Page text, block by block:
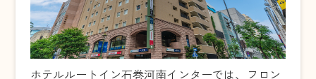
ホテルルートイン石巻河南インターでは、フロン